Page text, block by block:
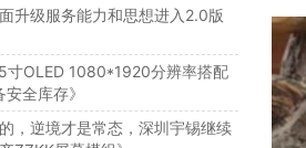
面升级服务能力和思想进入2.0版
寸OLED 1080*1920分辨率搭配
全库存》
的，逆境才是常态，深圳宇锡继续